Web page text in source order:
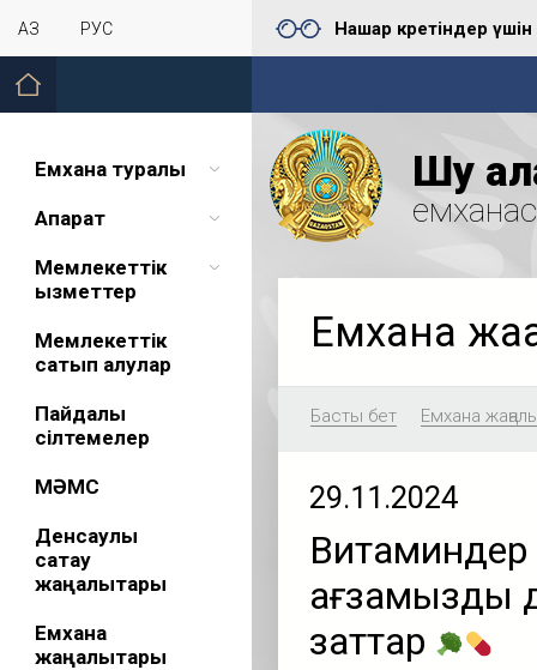
ҚАЗ РУС Нашар көретіндер үшін
Емхана туралы
Ақпарат
Мемлекеттік
қызметтер
Мемлекеттік
сатып алулар
Пайдалы
сілтемелер
МӘМС
Денсаулық
сақтау
жаңалықтары
Емхана
жаңалықтары
Шу
Емхана
Басты бет Емхана
29.11.2024
Витаминдер
ағзамыздың
заттар